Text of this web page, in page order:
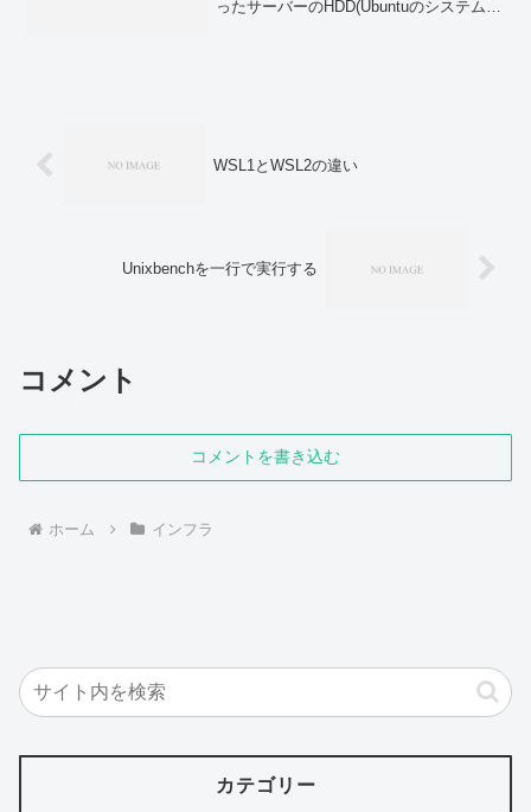
ったサーバーのHDD(Ubuntuのシステム
WSL1とWSL2の違い
Unixbenchを一行で実行する
コメント
コメントを書き込む
ホーム インフラ
カテゴリー